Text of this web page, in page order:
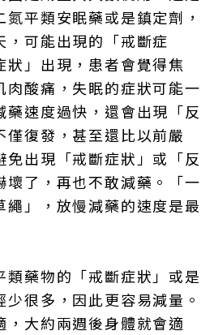
平類安眠藥或是鎮定劑，
，可能出現的「戒斷症
狀」出現，患者會覺得焦
肉酸痛，失眠的症狀可能一
藥速度過快，還會出現「反
僅復發，甚至還比以前嚴
免出現「戒斷症狀」或「反
壞了，再也不敢減藥。「一
繩」，放慢減藥的速度是最
類藥物的「戒斷症狀」或是
少很多，因此更容易減量。
，大約兩週後身體就會適